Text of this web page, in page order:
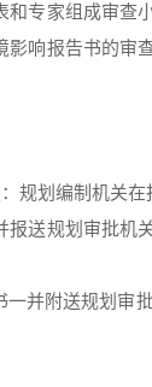
专家组成审查
响报告书的审
规划编制机关
送规划审批机
并附送规划审